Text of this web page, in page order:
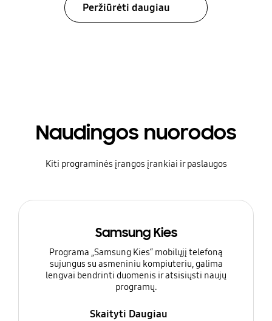
Peržiūrėti daugiau
Naudingos nuorodos
Kiti programinės įrangos įrankiai ir paslaugos
Samsung Kies
Programa „Samsung Kies“ mobilųjį telefoną
sujungus su asmeniniu kompiuteriu, galima
lengvai bendrinti duomenis ir atsisiųsti naujų
programų.
Skaityti Daugiau